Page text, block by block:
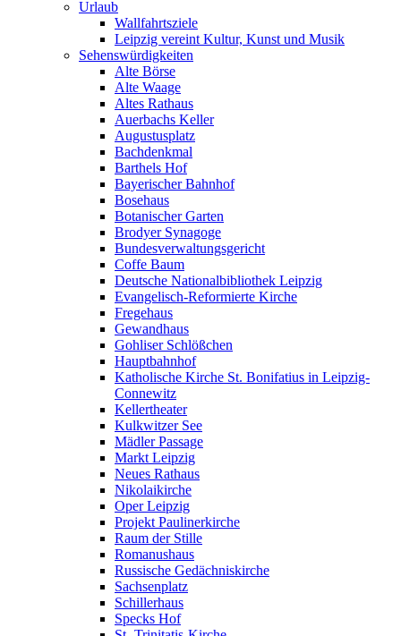
Urlaub
Wallfahrtsziele
Leipzig vereint Kultur, Kunst und Musik
Sehenswürdigkeiten
Alte Börse
Alte Waage
Altes Rathaus
Auerbachs Keller
Augustusplatz
Bachdenkmal
Barthels Hof
Bayerischer Bahnhof
Bosehaus
Botanischer Garten
Brodyer Synagoge
Bundesverwaltungsgericht
Coffe Baum
Deutsche Nationalbibliothek Leipzig
Evangelisch-Reformierte Kirche
Fregehaus
Gewandhaus
Gohliser Schlößchen
Hauptbahnhof
Katholische Kirche St. Bonifatius in Leipzig-
Connewitz
Kellertheater
Kulkwitzer See
Mädler Passage
Markt Leipzig
Neues Rathaus
Nikolaikirche
Oper Leipzig
Projekt Paulinerkirche
Raum der Stille
Romanushaus
Russische Gedächniskirche
Sachsenplatz
Schillerhaus
Specks Hof